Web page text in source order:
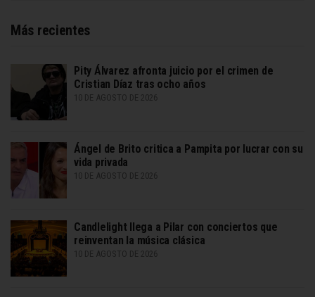
Más recientes
Pity Álvarez afronta juicio por el crimen de
Cristian Díaz tras ocho años
10 DE AGOSTO DE 2026
Ángel de Brito critica a Pampita por lucrar con su
vida privada
10 DE AGOSTO DE 2026
Candlelight llega a Pilar con conciertos que
reinventan la música clásica
10 DE AGOSTO DE 2026